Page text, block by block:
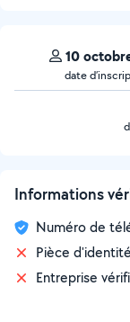
10
date
Informations
Numéro de
Pièce
Entreprise